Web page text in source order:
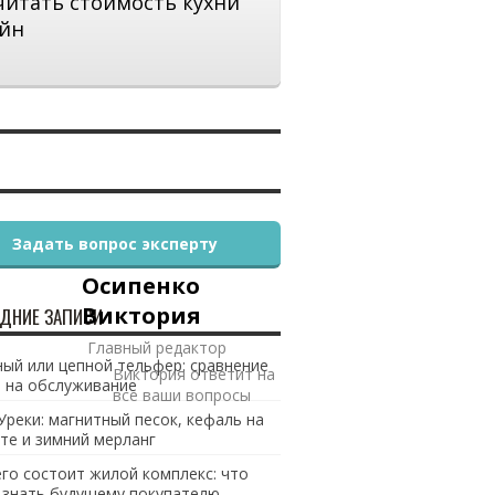
Осипенко
Виктория
Главный редактор
Виктория ответит на
все ваши вопросы
Задать вопрос эксперту
ЗАПИСИ
или цепной тельфер: сравнение
на обслуживание
магнитный песок, кефаль на
и зимний мерланг
состоит жилой комплекс: что